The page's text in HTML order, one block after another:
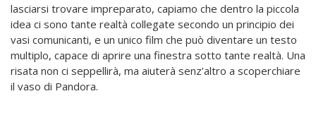
lasciarsi trovare impreparato, capiamo che dentro la piccola
idea ci sono tante realtà collegate secondo un principio dei
vasi comunicanti, e un unico film che può diventare un testo
multiplo, capace di aprire una finestra sotto tante realtà. Una
risata non ci seppellirà, ma aiuterà senz’altro a scoperchiare
il vaso di Pandora.